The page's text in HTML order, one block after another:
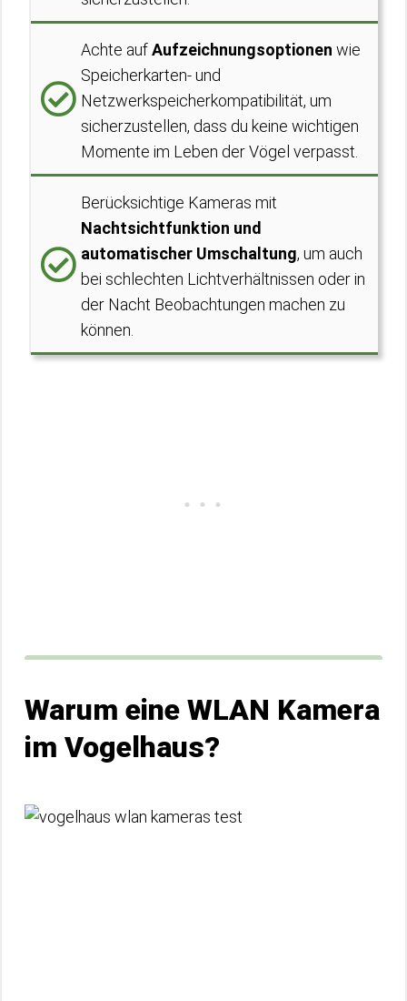
Achte aufAufzeichnungsoptionen wie
Speicherkarten- und
Netzwerkspeicherkompatibilität, um
sicherzustellen, dass du keine wichtigen
Momente im Leben der Vögel verpasst.
Berücksichtige Kameras mit
Nachtsichtfunktion und
automatischer Umschaltung, um auch
bei schlechten Lichtverhältnissen oder in
der Nacht Beobachtungen machen zu
können.
Warum eine WLAN Kamera
im Vogelhaus?